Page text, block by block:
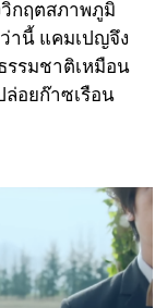
กฤตสภาพภูมิ
านี้ แคมเปญจึง
รรมชาติเหมือน
อยก๊าซเรือน